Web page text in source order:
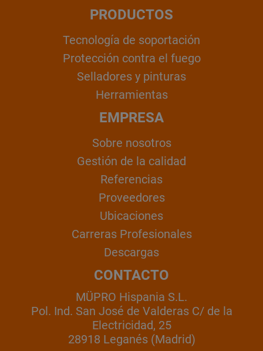
PRODUCTOS
Tecnología de soportación
Protección contra el fuego
Selladores y pinturas
Herramientas
EMPRESA
Sobre nosotros
Gestión de la calidad
Referencias
Proveedores
Ubicaciones
Carreras Profesionales
Descargas
CONTACTO
MÜPRO Hispania S.L.
Pol. Ind. San José de Valderas C/ de la
Electricidad, 25
28918 Leganés (Madrid)